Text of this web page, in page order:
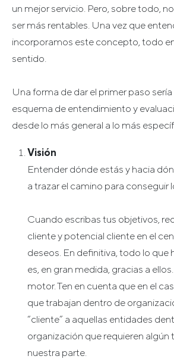
un mejor servicio. Pero, sobre todo,
ser más rentables. Una vez que
incorporamos este concepto, todo
sentido.
Una forma de dar el primer paso sería
esquema de entendimiento y
desde lo más general a lo más
Visión
Entender dónde estás y hacia
a trazar el camino para conseguir
Cuando escribas tus objetivos,
cliente y potencial cliente en el
deseos. En definitiva, todo lo que
es, en gran medida, gracias a
motor. Ten en cuenta que en el
que trabajan dentro de
“cliente” a aquellas entidades
organización que requieren algún
nuestra parte.